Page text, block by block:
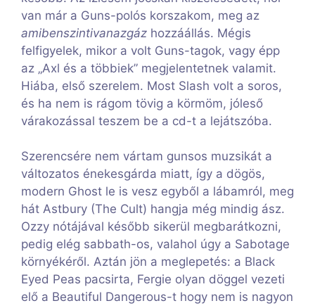
van már a Guns-polós korszakom, meg az
amibenszintivanazgáz hozzáállás. Mégis
felfigyelek, mikor a volt Guns-tagok, vagy épp
az „Axl és a többiek” megjelentetnek valamit.
Hiába, első szerelem. Most Slash volt a soros,
és ha nem is rágom tövig a körmöm, jóleső
várakozással teszem be a cd-t a lejátszóba.
Szerencsére nem vártam gunsos muzsikát a
változatos énekesgárda miatt, így a dögös,
modern Ghost le is vesz egyből a lábamról, meg
hát Astbury (The Cult) hangja még mindig ász.
Ozzy nótájával később sikerül megbarátkozni,
pedig elég sabbath-os, valahol úgy a Sabotage
környékéről. Aztán jön a meglepetés: a Black
Eyed Peas pacsirta, Fergie olyan döggel vezeti
elő a Beautiful Dangerous-t hogy nem is nagyon